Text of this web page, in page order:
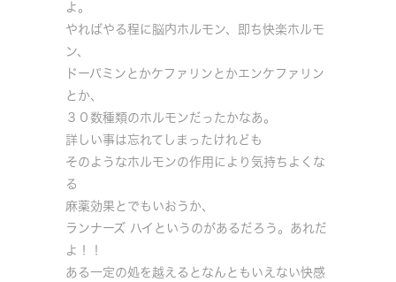
よ。
やればやる程に脳内ホルモン、即ち快楽ホルモ
ン、
ドーパミンとかケファリンとかエンケファリン
とか、
３０数種類のホルモンだったかなあ。
詳しい事は忘れてしまったけれども
そのようなホルモンの作用により気持ちよくな
る
麻薬効果とでもいおうか、
ランナーズ ハイというのがあるだろう。あれだ
よ！！
ある一定の処を越えるとなんともいえない快感